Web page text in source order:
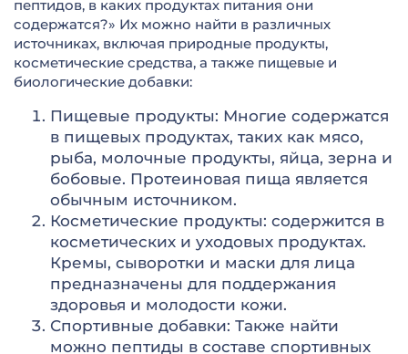
пептидов, в каких продуктах питания они
содержатся?» Их можно найти в различных
источниках, включая природные продукты,
косметические средства, а также пищевые и
биологические добавки:
Пищевые продукты: Многие содержатся
в пищевых продуктах, таких как мясо,
рыба, молочные продукты, яйца, зерна и
бобовые. Протеиновая пища является
обычным источником.
Косметические продукты: содержится в
косметических и уходовых продуктах.
Кремы, сыворотки и маски для лица
предназначены для поддержания
здоровья и молодости кожи.
Спортивные добавки: Также найти
можно пептиды в составе спортивных